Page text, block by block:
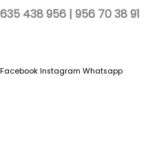
635 438 956 | 956 70 38 91
Facebook Instagram Whatsapp